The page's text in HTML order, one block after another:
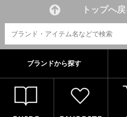
トップへ
ブランドから探す